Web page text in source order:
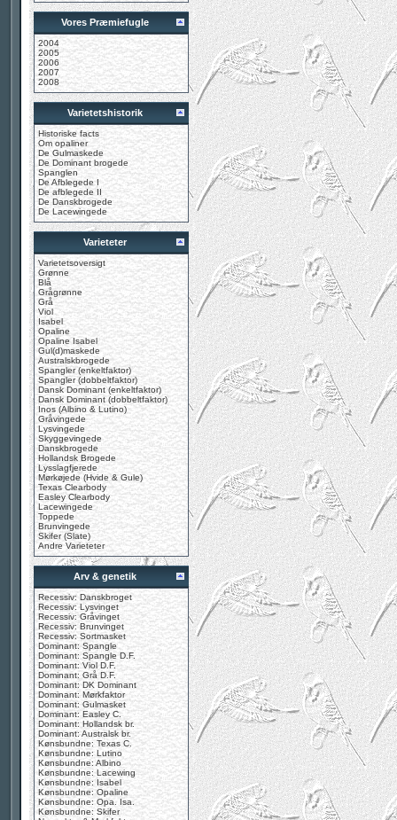
Vores Præmiefugle
2004
2005
2006
2007
2008
Varietetshistorik
Historiske facts
Om opaliner
De Gulmaskede
De Dominant brogede
Spanglen
De Afblegede I
De afblegede II
De Danskbrogede
De Lacewingede
Varieteter
Varietetsoversigt
Grønne
Blå
Grågrønne
Grå
Viol
Isabel
Opaline
Opaline Isabel
Gul(d)maskede
Australskbrogede
Spangler (enkeltfaktor)
Spangler (dobbeltfaktor)
Dansk Dominant (enkeltfaktor)
Dansk Dominant (dobbeltfaktor)
Inos (Albino & Lutino)
Gråvingede
Lysvingede
Skyggevingede
Danskbrogede
Hollandsk Brogede
Lysslagfjerede
Mørkøjede (Hvide & Gule)
Texas Clearbody
Easley Clearbody
Lacewingede
Toppede
Brunvingede
Skifer (Slate)
Andre Varieteter
Arv & genetik
Recessiv: Danskbroget
Recessiv: Lysvinget
Recessiv: Gråvinget
Recessiv: Brunvinget
Recessiv: Sortmasket
Dominant: Spangle
Dominant: Spangle D.F.
Dominant: Viol D.F.
Dominant: Grå D.F.
Dominant: DK Dominant
Dominant: Mørkfaktor
Dominant: Gulmasket
Dominant: Easley C.
Dominant: Hollandsk br.
Dominant: Australsk br.
Kønsbundne: Texas C.
Kønsbundne: Lutino
Kønsbundne: Albino
Kønsbundne: Lacewing
Kønsbundne: Isabel
Kønsbundne: Opaline
Kønsbundne: Opa. Isa.
Kønsbundne: Skifer